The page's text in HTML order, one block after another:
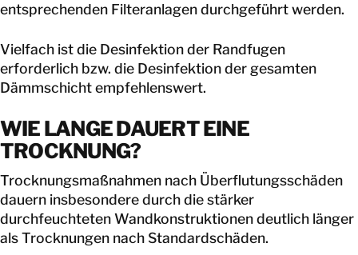
entsprechenden Filteranlagen durchgeführt werden.
Vielfach ist die Desinfektion der Randfugen
erforderlich bzw. die Desinfektion der gesamten
Dämmschicht empfehlenswert.
WIE LANGE DAUERT EINE
TROCKNUNG?
Trocknungsmaßnahmen nach Überflutungsschäden
dauern insbesondere durch die stärker
durchfeuchteten Wandkonstruktionen deutlich länger
als Trocknungen nach Standardschäden.